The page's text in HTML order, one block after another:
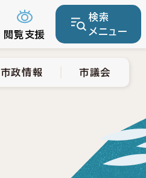
閲覧支援
検索
メニュー
市議会
市政情報 市議会